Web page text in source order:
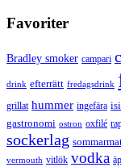
Favoriter
Bradley smoker campari
drink efterrätt fredagsdrink
grillat hummer ingefära isi
gastronomi ostron oxfilé
sockerlag
vermouth vitlök vodka